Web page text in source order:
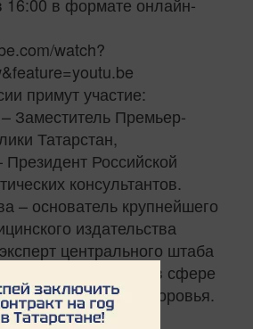
watch?
примут участие:
Заместитель Премьер-
Татарстан,
Президент Российской
консультантов.
– основатель крупнейшего
издательства
центрального штаба
народного фронта в сфере
и общественного здоровья.